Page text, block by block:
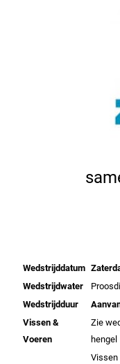
Wedstrijddatum
Wedstrijdwater
Wedstrijdduur
Vissen &
Voeren
Zie
hengel
Vissen